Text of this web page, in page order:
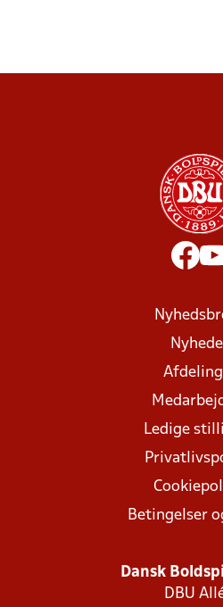
Ledige
Betingelser
Dansk
DBU